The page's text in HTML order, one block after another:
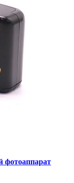
фотоаппарат